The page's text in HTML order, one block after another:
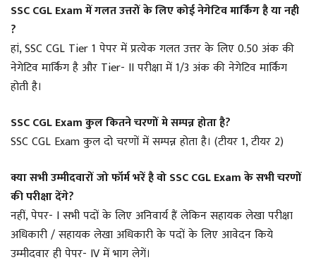
SSC CGL Exam में गलत उत्तरों के लिए कोई नेगेटिव मार्किंग है या नही
?
हां, SSC CGL Tier 1 पेपर में प्रत्येक गलत उत्तर के लिए 0.50 अंक की
नेगेटिव मार्किंग है और Tier- II परीक्षा में 1/3 अंक की नेगेटिव मार्किंग
होती है।
SSC CGL Exam कुल कितने चरणों मे सम्पन्न होता है?
SSC CGL Exam कुल दो चरणों में सम्पन्न होता है। (टीयर 1, टीयर 2)
क्या सभी उम्मीदवारों जो फॉर्म भरें है वो SSC CGL Exam के सभी चरणों
की परीक्षा देंगे?
नहीं, पेपर- I सभी पदों के लिए अनिवार्य हैं लेकिन सहायक लेखा परीक्षा
अधिकारी / सहायक लेखा अधिकारी के पदों के लिए आवेदन किये
उम्मीदवार ही पेपर- IV में भाग लेगें।